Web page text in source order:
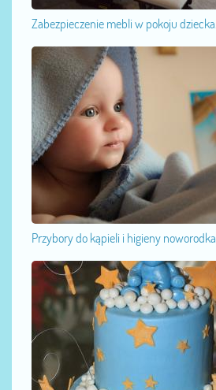
Zabezpieczenie mebli w pokoju dziecka...
Przybory do kąpieli i higieny noworodka...